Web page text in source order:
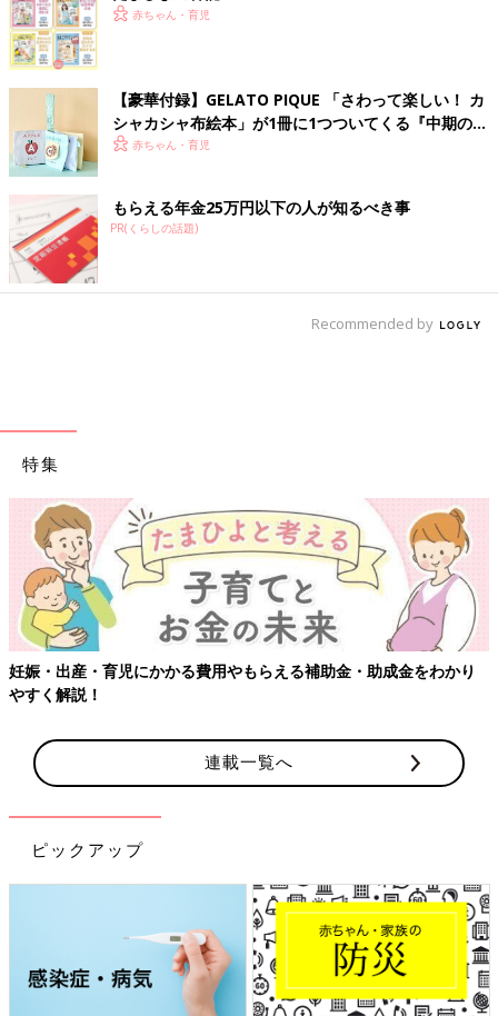
赤ちゃん・育児
【豪華付録】GELATO PIQUE 「さわって楽しい！ カ
シャカシャ布絵本」が1冊に1つついてくる『中期のひ
よこクラブ』冬号が発売中！
赤ちゃん・育児
もらえる年金25万円以下の人が知るべき事
PR(くらしの話題)
Recommended by
特集
妊娠・出産・育児にかかる費用やもらえる補助金・助成金をわかり
やすく解説！
連載一覧へ
ピックアップ